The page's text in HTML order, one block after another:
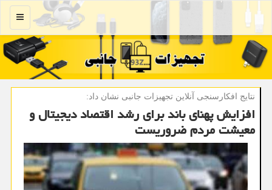
منو
نتایج افكارسنجی آنلاین تجهیزات جانبی نشان داد:
افزایش پهنای باند برای رشد اقتصاد دیجیتال و
معیشت مردم ضروریست